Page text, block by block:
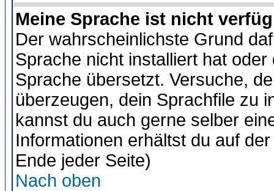
Meine Sprache ist nicht
Der wahrscheinlichste Grund
Sprache nicht installiert hat
Sprache übersetzt. Versuche,
überzeugen, dein Sprachfile zu
kannst du auch gerne selber
Informationen erhältst du auf
Ende jeder Seite)
Nach oben